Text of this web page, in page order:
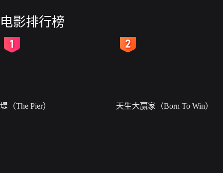
电影排行榜
堤（The Pier） 天生大赢家（Born To Win）